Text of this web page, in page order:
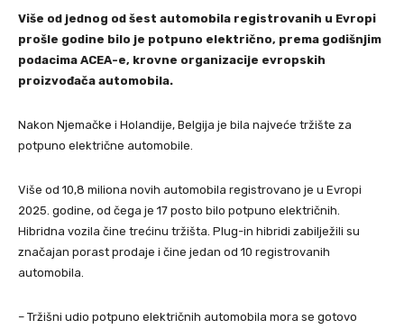
Više od jednog od šest automobila registrovanih u Evropi
prošle godine bilo je potpuno električno, prema godišnjim
podacima ACEA-e, krovne organizacije evropskih
proizvođača automobila.
Nakon Njemačke i Holandije, Belgija je bila najveće tržište za
potpuno električne automobile.
Više od 10,8 miliona novih automobila registrovano je u Evropi
2025. godine, od čega je 17 posto bilo potpuno električnih.
Hibridna vozila čine trećinu tržišta. Plug-in hibridi zabilježili su
značajan porast prodaje i čine jedan od 10 registrovanih
automobila.
– Tržišni udio potpuno električnih automobila mora se gotovo